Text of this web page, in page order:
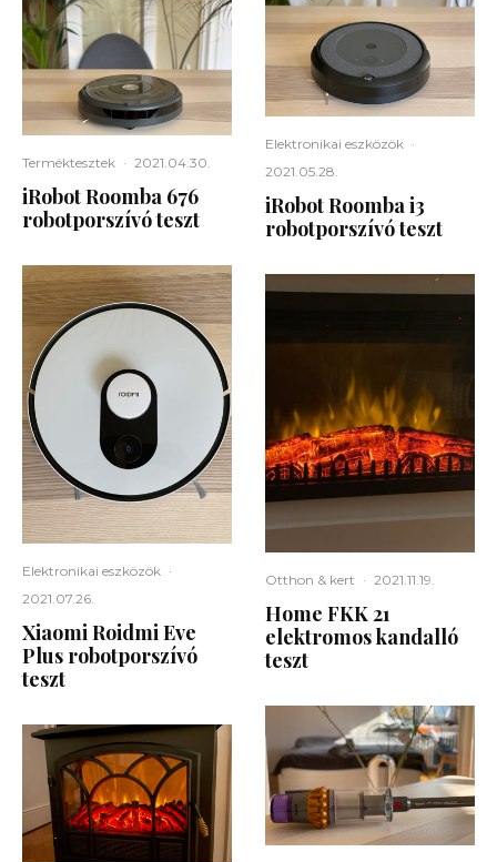
Terméktesztek · 2021.04.30.
iRobot Roomba 676
robotporszívó teszt
Elektronikai eszközök ·
2021.07.26.
Xiaomi Roidmi Eve
Plus robotporszívó
teszt
Elektronikai eszközök ·
2021.05.28.
iRobot Roomba i3
robotporszívó teszt
Otthon & kert · 2021.11.19.
Home FKK 21
elektromos kandalló
teszt